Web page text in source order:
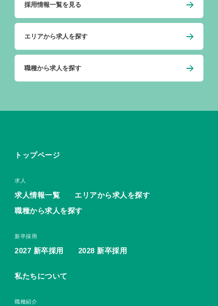
採用情報一覧を見る
エリアから求人を探す
職種から求人を探す
トップページ
求人
求人情報一覧
エリアから求人を探す
職種から求人を探す
新卒採用
2027 新卒採用 2028 新卒採用
私たちについて
職種紹介